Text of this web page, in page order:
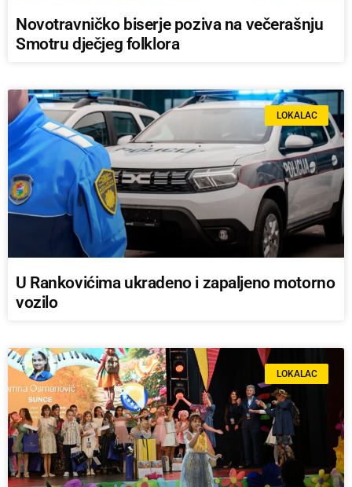
Novotravničko biserje poziva na večerašnju
Smotru dječjeg folklora
LOKALAC
U Rankovićima ukradeno i zapaljeno motorno
vozilo
LOKALAC